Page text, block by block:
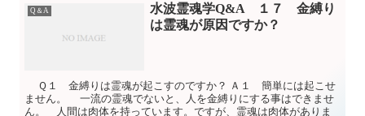
Q＆A
水波霊魂学Q&A １７ 金縛り
は霊魂が原因ですか？
Ｑ１ 金縛りは霊魂が起こすのですか？ Ａ１ 簡単には起こせ
ません。 一流の霊魂でないと、人を金縛りにする事はできませ
ん。 人間は肉体を持っています。ですが、霊魂は肉体がありま